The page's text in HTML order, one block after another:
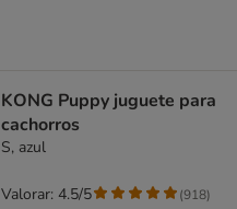
KONG Puppy juguete para
cachorros
S, azul
Valorar: 4.5/5 (918)